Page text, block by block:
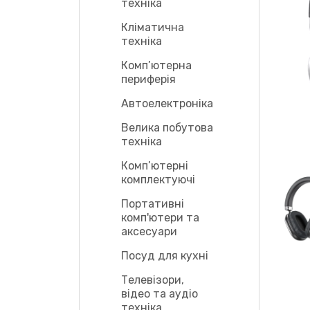
техніка
Кліматична
техніка
Комп’ютерна
периферія
Автоелектроніка
Велика побутова
техніка
Комп’ютерні
комплектуючі
Портативні
комп'ютери та
аксесуари
Посуд для кухні
Телевізори,
відео та аудіо
техніка